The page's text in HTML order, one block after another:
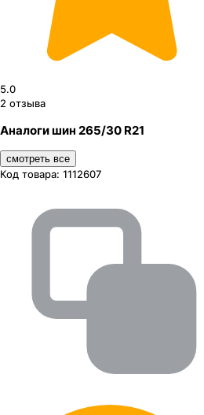
5.0
2 отзыва
Аналоги шин 265/30 R21
смотреть все
Код товара: 1112607